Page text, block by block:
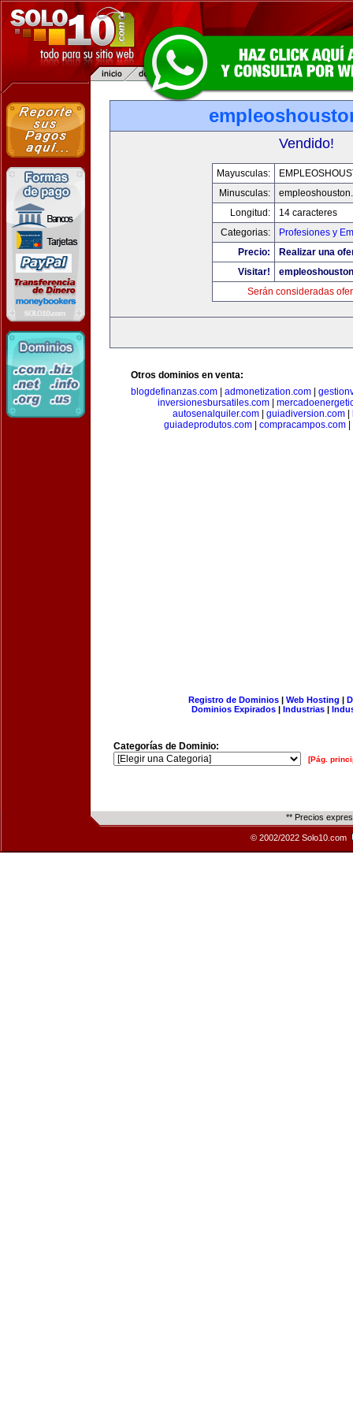
Vendido!
Mayusculas:
Minusculas:
Longitud:
14 caracteres
Categorias:
Profesiones y
Precio:
Realizar una
Visitar!
Serán consideradas
Otros dominios en venta:
blogdefinanzas.com
admonetization.com
inversionesbursatiles.com|
autosenalquiler.com| guiadiversion.com|
guiadeprodutos.com| compracampos.com|
Registro de Dominios| Web Hosting |
Dominios Expirados | Industrias |
Categorías de Dominio:
[Pág.
** Precios
© 2002/2022 Solo10.com